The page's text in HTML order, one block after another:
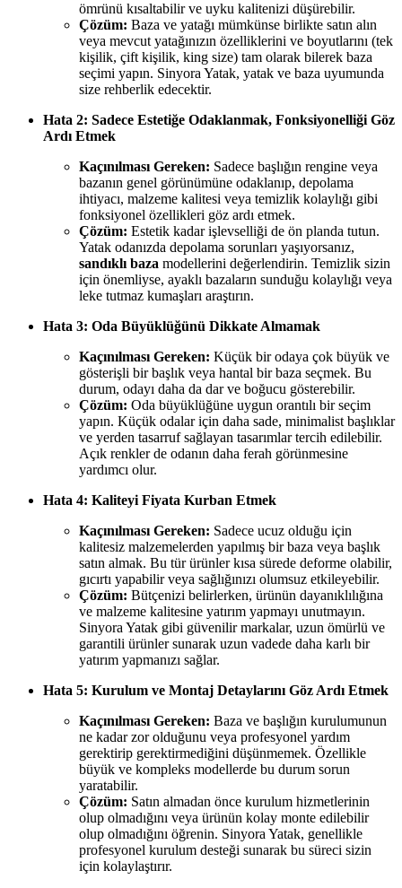
ömrünü kısaltabilir ve uyku kalitenizi düşürebilir.
Çözüm: Baza ve yatağı mümkünse birlikte satın alın
veya mevcut yatağınızın özelliklerini ve boyutlarını (tek
kişilik, çift kişilik, king size) tam olarak bilerek baza
seçimi yapın. Sinyora Yatak, yatak ve baza uyumunda
size rehberlik edecektir.
Hata 2: Sadece Estetiğe Odaklanmak, Fonksiyonelliği Göz
Ardı Etmek
Kaçınılması Gereken: Sadece başlığın rengine veya
bazanın genel görünümüne odaklanıp, depolama
ihtiyacı, malzeme kalitesi veya temizlik kolaylığı gibi
fonksiyonel özellikleri göz ardı etmek.
Çözüm: Estetik kadar işlevselliği de ön planda tutun.
Yatak odanızda depolama sorunları yaşıyorsanız,
sandıklı baza modellerini değerlendirin. Temizlik sizin
için önemliyse, ayaklı bazaların sunduğu kolaylığı veya
leke tutmaz kumaşları araştırın.
Hata 3: Oda Büyüklüğünü Dikkate Almamak
Kaçınılması Gereken: Küçük bir odaya çok büyük ve
gösterişli bir başlık veya hantal bir baza seçmek. Bu
durum, odayı daha da dar ve boğucu gösterebilir.
Çözüm: Oda büyüklüğüne uygun orantılı bir seçim
yapın. Küçük odalar için daha sade, minimalist başlıklar
ve yerden tasarruf sağlayan tasarımlar tercih edilebilir.
Açık renkler de odanın daha ferah görünmesine
yardımcı olur.
Hata 4: Kaliteyi Fiyata Kurban Etmek
Kaçınılması Gereken: Sadece ucuz olduğu için
kalitesiz malzemelerden yapılmış bir baza veya başlık
satın almak. Bu tür ürünler kısa sürede deforme olabilir,
gıcırtı yapabilir veya sağlığınızı olumsuz etkileyebilir.
Çözüm: Bütçenizi belirlerken, ürünün dayanıklılığına
ve malzeme kalitesine yatırım yapmayı unutmayın.
Sinyora Yatak gibi güvenilir markalar, uzun ömürlü ve
garantili ürünler sunarak uzun vadede daha karlı bir
yatırım yapmanızı sağlar.
Hata 5: Kurulum ve Montaj Detaylarını Göz Ardı Etmek
Kaçınılması Gereken: Baza ve başlığın kurulumunun
ne kadar zor olduğunu veya profesyonel yardım
gerektirip gerektirmediğini düşünmemek. Özellikle
büyük ve kompleks modellerde bu durum sorun
yaratabilir.
Çözüm: Satın almadan önce kurulum hizmetlerinin
olup olmadığını veya ürünün kolay monte edilebilir
olup olmadığını öğrenin. Sinyora Yatak, genellikle
profesyonel kurulum desteği sunarak bu süreci sizin
için kolaylaştırır.